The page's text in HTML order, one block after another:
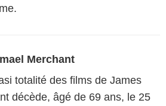
Merchant
totalité des films de James
décède, âgé de 69 ans, le 25